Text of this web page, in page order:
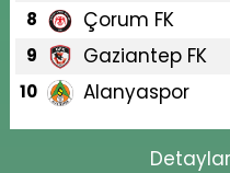
8 Çorum FK
9 Gaziantep FK
10 Alanyaspor